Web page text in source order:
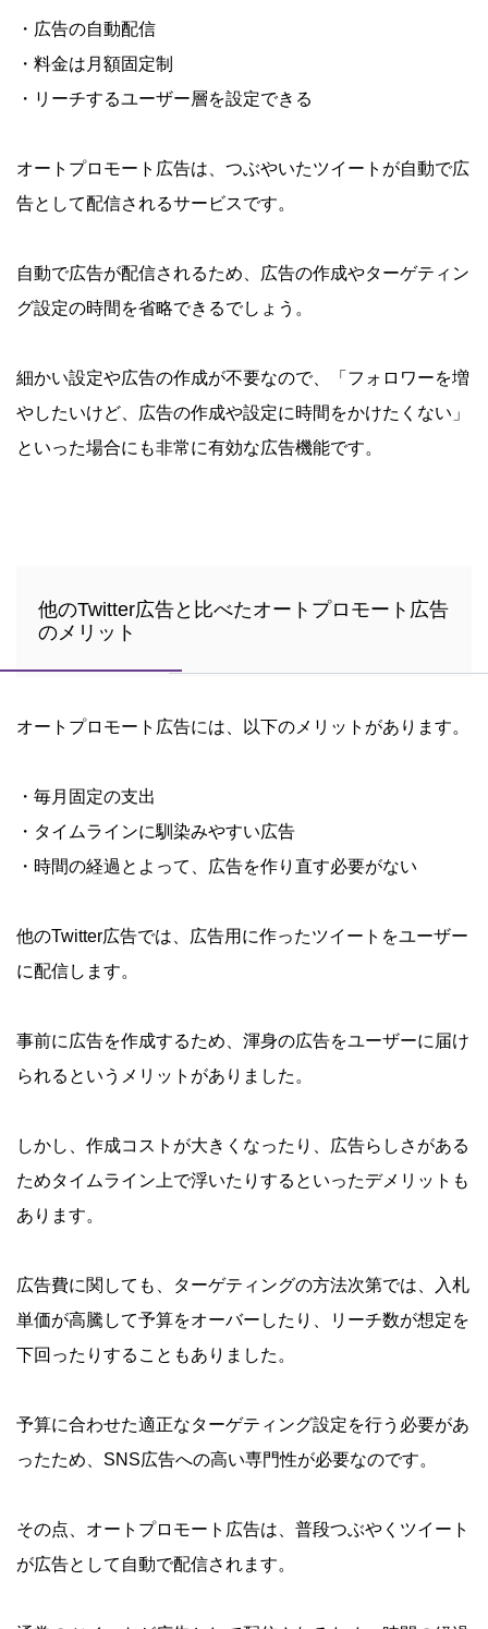
・広告の自動配信
・料金は月額固定制
・リーチするユーザー層を設定できる
オートプロモート広告は、つぶやいたツイートが自動で広
告として配信されるサービスです。
自動で広告が配信されるため、広告の作成やターゲティン
グ設定の時間を省略できるでしょう。
細かい設定や広告の作成が不要なので、「フォロワーを増
やしたいけど、広告の作成や設定に時間をかけたくない」
といった場合にも非常に有効な広告機能です。
他のTwitter広告と比べたオートプロモート広告
のメリット
オートプロモート広告には、以下のメリットがあります。
・毎月固定の支出
・タイムラインに馴染みやすい広告
・時間の経過とよって、広告を作り直す必要がない
他のTwitter広告では、広告用に作ったツイートをユーザー
に配信します。
事前に広告を作成するため、渾身の広告をユーザーに届け
られるというメリットがありました。
しかし、作成コストが大きくなったり、広告らしさがある
ためタイムライン上で浮いたりするといったデメリットも
あります。
広告費に関しても、ターゲティングの方法次第では、入札
単価が高騰して予算をオーバーしたり、リーチ数が想定を
下回ったりすることもありました。
予算に合わせた適正なターゲティング設定を行う必要があ
ったため、SNS広告への高い専門性が必要なのです。
その点、オートプロモート広告は、普段つぶやくツイート
が広告として自動で配信されます。